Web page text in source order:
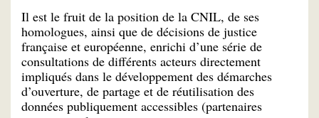
Il est le fruit de la position de la CNIL, de ses
homologues, ainsi que de décisions de justice
française et européenne, enrichi d’une série de
consultations de différents acteurs directement
impliqués dans le développement des démarches
d’ouverture, de partage et de réutilisation des
données publiquement accessibles (partenaires